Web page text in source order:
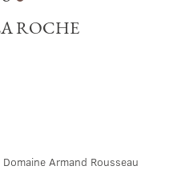
ROCHE
Armand Rousseau